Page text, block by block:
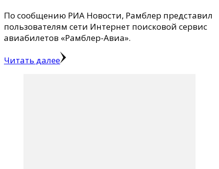
По сообщению РИА Новости, Рамблер представил
пользователям сети Интернет поисковой сервис
авиабилетов «Рамблер-Авиа».
Читать далее